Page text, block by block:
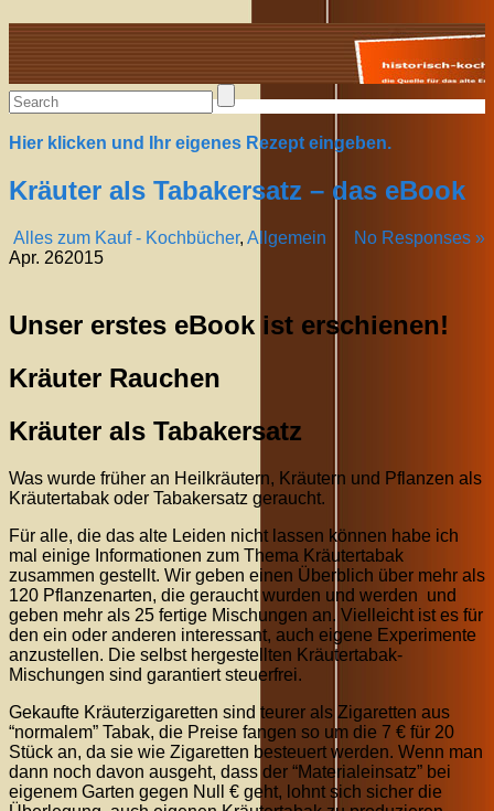
Alte Rezepte online
Hier klicken und Ihr eigenes Rezept eingeben.
Kräuter als Tabakersatz – das eBook
Alles zum Kauf - Kochbücher, Allgemein
No Responses »
Apr. 262015
Unser erstes eBook ist erschienen!
Kräuter Rauchen
Kräuter als Tabakersatz
Was wurde früher an Heilkräutern, Kräutern und Pflanzen als
Kräutertabak oder Tabakersatz geraucht.
Für alle, die das alte Leiden nicht lassen können habe ich
mal einige Informationen zum Thema Kräutertabak
zusammen gestellt. Wir geben einen Überblich über mehr als
120 Pflanzenarten, die geraucht wurden und werden und
geben mehr als 25 fertige Mischungen an. Vielleicht ist es für
den ein oder anderen interessant, auch eigene Experimente
anzustellen. Die selbst hergestellten Kräutertabak-
Mischungen sind garantiert steuerfrei.
Gekaufte Kräuterzigaretten sind teurer als Zigaretten aus
“normalem” Tabak, die Preise fangen so um die 7 € für 20
Stück an, da sie wie Zigaretten besteuert werden. Wenn man
dann noch davon ausgeht, dass der “Materialeinsatz” bei
eigenem Garten gegen Null € geht, lohnt sich sicher die